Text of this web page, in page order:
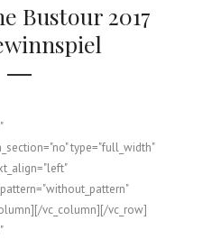
Bustour 2017
type="full_width"
vc_column][/vc_row]